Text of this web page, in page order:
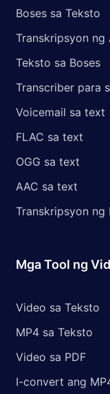
Boses sa Teksto
Transkripsyon ng
Teksto sa Boses
Transcriber para
Voicemail sa text
FLAC sa text
OGG sa text
AAC sa text
Transkripsyon ng
Mga Tool ng
Video sa Teksto
MP4 sa Teksto
Video sa PDF
I-convert ang